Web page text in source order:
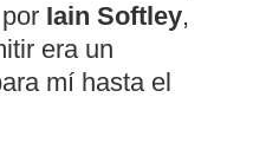
Iain Softley,
era un
mí hasta el